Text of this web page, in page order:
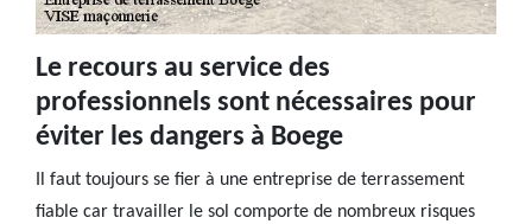
Le recours au service des
professionnels sont nécessaires pour
éviter les dangers à Boege
Il faut toujours se fier à une entreprise de terrassement
fiable car travailler le sol comporte de nombreux risques